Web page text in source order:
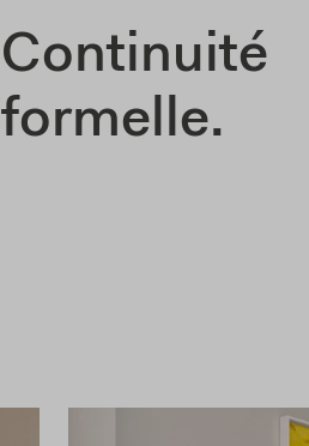
Continuité
formelle.